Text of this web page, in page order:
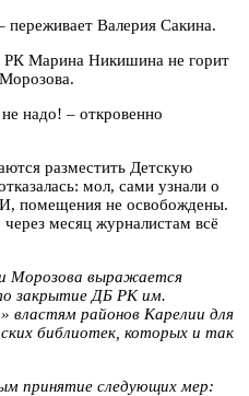
Валерия Сакина.
Марина Никишина не горит
надо! – откровенно
разместить Детскую
мол, сами узнали о
помещения не освобождены.
месяц журналистам всё
Морозова выражается
закрытие ДБ РК им.
властям районов Карелии для
библиотек, которых и так
принятие следующих мер: